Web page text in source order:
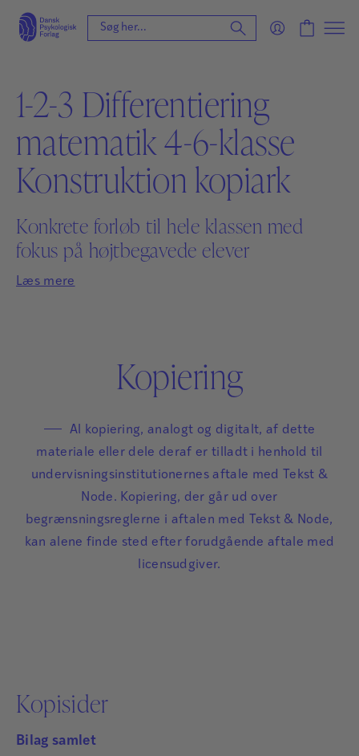
1-2-3 Differentiering
matematik 4-6-klasse
Konstruktion kopiark
Konkrete forløb til hele klassen med
fokus på højtbegavede elever
Læs mere
Kopiering
Al kopiering, analogt og digitalt, af dette
materiale eller dele deraf er tilladt i henhold til
undervisningsinstitutionernes aftale med Tekst &
Node. Kopiering, der går ud over
begrænsningsreglerne i aftalen med Tekst & Node,
kan alene finde sted efter forudgående aftale med
licensudgiver.
Kopisider
Bilag samlet